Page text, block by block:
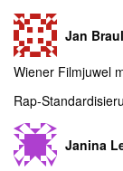
Jan
Wiener Filmjuwel
Rap-
Janina